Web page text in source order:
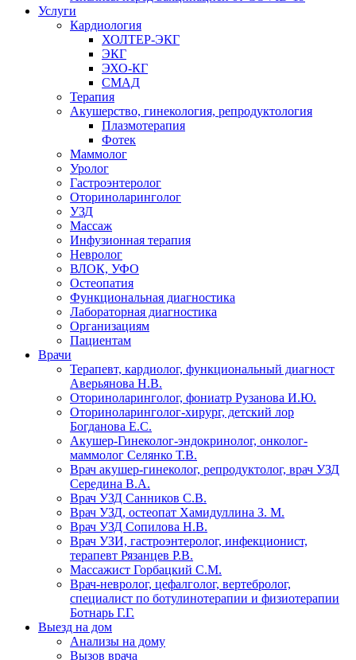
Услуги
Кардиология
ХОЛТЕР-ЭКГ
ЭКГ
ЭХО-КГ
СМАД
Терапия
Акушерство, гинекология, репродуктология
Плазмотерапия
Фотек
Маммолог
Уролог
Гастроэнтеролог
Оториноларинголог
УЗД
Массаж
Инфузионная терапия
Невролог
ВЛОК, УФО
Остеопатия
Функциональная диагностика
Лабораторная диагностика
Организациям
Пациентам
Врачи
Терапевт, кардиолог, функциональный диагност
Аверьянова Н.В.
Оториноларинголог, фониатр Рузанова И.Ю.
Оториноларинголог-хирург, детский лор
Богданова Е.С.
Акушер-Гинеколог-эндокринолог, онколог-
маммолог Селянко Т.В.
Врач акушер-гинеколог, репродуктолог, врач УЗД
Середина В.А.
Врач УЗД Санников С.В.
Врач УЗД, остеопат Хамидуллина З. М.
Врач УЗД Сопилова Н.В.
Врач УЗИ, гастроэнтеролог, инфекционист,
терапевт Рязанцев Р.В.
Массажист Горбацкий С.М.
Врач-невролог, цефалголог, вертебролог,
специалист по ботулинотерапии и физиотерапии
Ботнарь Г.Г.
Выезд на дом
Анализы на дому
Вызов врача